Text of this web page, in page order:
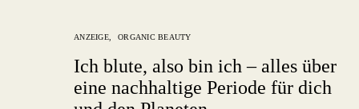
ANZEIGE ORGANIC BEAUTY
Ich blute, also bin ich – alles über
eine nachhaltige Periode für dich